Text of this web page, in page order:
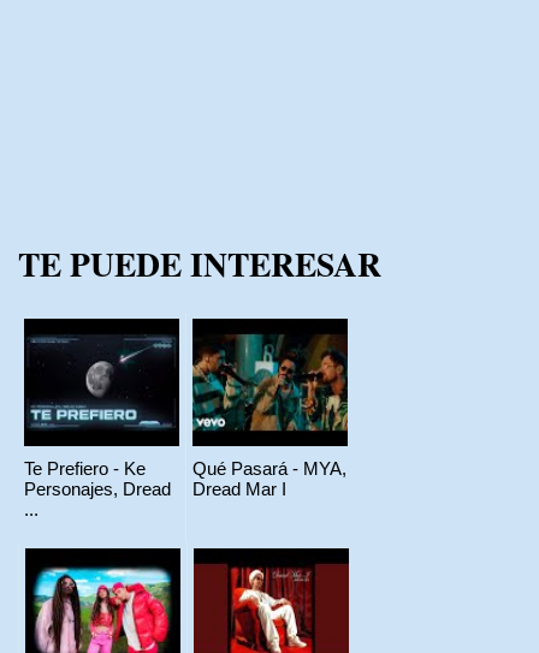
TE PUEDE INTERESAR
Te Prefiero - Ke
Personajes, Dread
...
Qué Pasará - MYA,
Dread Mar I